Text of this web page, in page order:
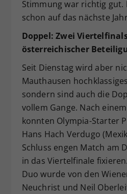
Stimmung war richtig gut.
schon auf das nächste
Doppel: Zwei
österreichischer
Seit Dienstag wird aber
Mauthausen
sondern sind auch die
vollem Gange. Nach
konnten Olympia-Starter
Hans Hach Verdugo
Schluss engen Match am
in das Viertelfinale
Duo wurde von den
Neuchrist und Neil